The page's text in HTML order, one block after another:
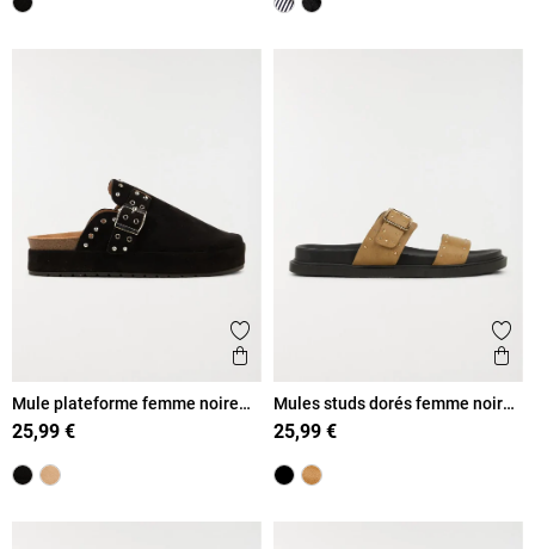
Ajouter aux favoris
Aperçu rapide
Mule plateforme femme noire
(36-41)
25,99 €
Mules studs dorés femme noir
(36-41)
25,99 €